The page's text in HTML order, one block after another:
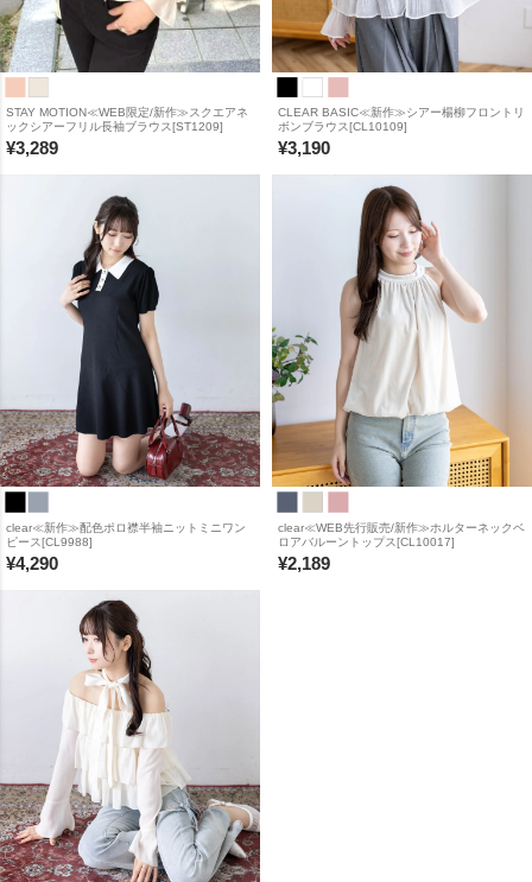
STAY MOTION≪WEB限定/新作≫スクエアネ
ックシアーフリル長袖ブラウス[ST1209]
¥3,289
CLEAR BASIC≪新作≫シアー楊柳フロントリ
ボンブラウス[CL10109]
¥3,190
clear≪新作≫配色ポロ襟半袖ニットミニワン
ピース[CL9988]
¥4,290
clear≪WEB先行販売/新作≫ホルターネックベ
ロアバルーントップス[CL10017]
¥2,189